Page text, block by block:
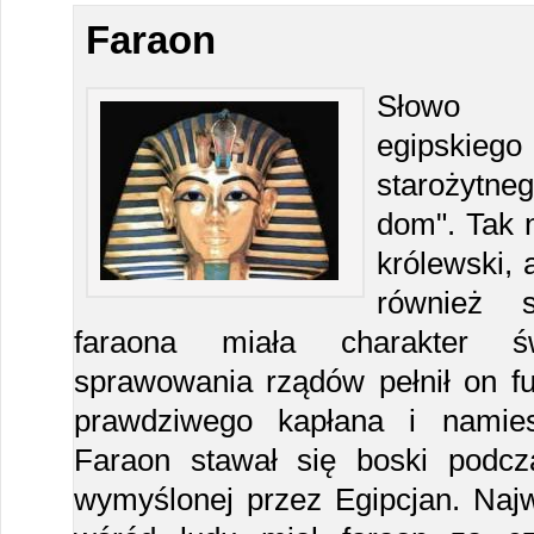
Faraon
Słowo
dom". Tak
królewski,
również
faraona miała charakter
sprawowania rządów pełnił on
prawdziwego kapłana i
Faraon stawał się boski
wymyślonej przez Egipcjan.